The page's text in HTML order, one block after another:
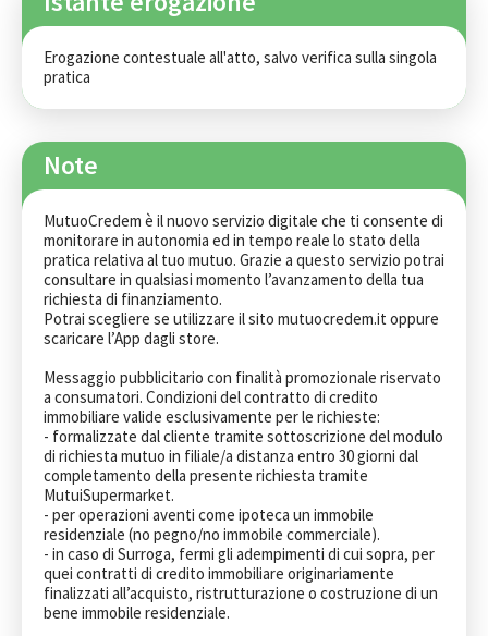
Erogazione contestuale all'atto, salvo verifica sulla singola
pratica
Note
MutuoCredem è il nuovo servizio digitale che ti consente di
monitorare in autonomia ed in tempo reale lo stato della
pratica relativa al tuo mutuo. Grazie a questo servizio potrai
consultare in qualsiasi momento l’avanzamento della tua
richiesta di finanziamento.
Potrai scegliere se utilizzare il sito mutuocredem.it oppure
scaricare l’App dagli store.
Messaggio pubblicitario con finalità promozionale riservato
a consumatori. Condizioni del contratto di credito
immobiliare valide esclusivamente per le richieste:
- formalizzate dal cliente tramite sottoscrizione del modulo
di richiesta mutuo in filiale/a distanza entro 30 giorni dal
completamento della presente richiesta tramite
MutuiSupermarket.
- per operazioni aventi come ipoteca un immobile
residenziale (no pegno/no immobile commerciale).
- in caso di Surroga, fermi gli adempimenti di cui sopra, per
quei contratti di credito immobiliare originariamente
finalizzati all’acquisto, ristrutturazione o costruzione di un
bene immobile residenziale.